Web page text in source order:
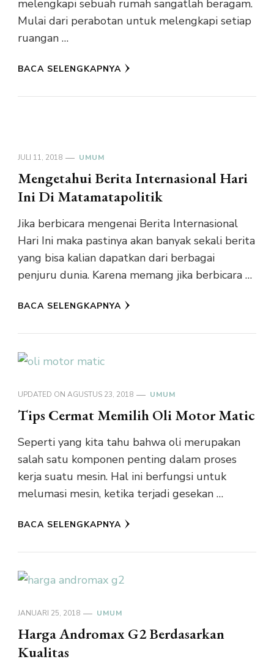
melengkapi sebuah rumah sangatlah beragam.
Mulai dari perabotan untuk melengkapi setiap
ruangan …
BACA SELENGKAPNYA
JULI 11, 2018 UMUM
Mengetahui Berita Internasional Hari
Ini Di Matamatapolitik
Jika berbicara mengenai Berita Internasional
Hari Ini maka pastinya akan banyak sekali berita
yang bisa kalian dapatkan dari berbagai
penjuru dunia. Karena memang jika berbicara …
BACA SELENGKAPNYA
UPDATED ON AGUSTUS 23, 2018 UMUM
Tips Cermat Memilih Oli Motor Matic
Seperti yang kita tahu bahwa oli merupakan
salah satu komponen penting dalam proses
kerja suatu mesin. Hal ini berfungsi untuk
melumasi mesin, ketika terjadi gesekan …
BACA SELENGKAPNYA
JANUARI 25, 2018 UMUM
Harga Andromax G2 Berdasarkan
Kualitas